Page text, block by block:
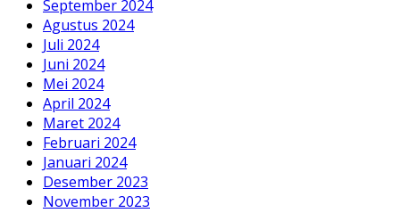
September 2024
Agustus 2024
Juli 2024
Juni 2024
Mei 2024
April 2024
Maret 2024
Februari 2024
Januari 2024
Desember 2023
November 2023